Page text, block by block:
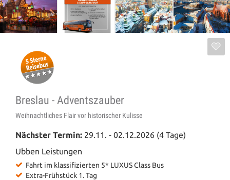
Breslau - Adventszauber
Weihnachtliches Flair vor historischer Kulisse
Nächster Termin: 29.11. - 02.12.2026 (4 Tage)
Ubben Leistungen
Fahrt im klassifizierten 5* LUXUS Class Bus
Extra-Frühstück 1. Tag